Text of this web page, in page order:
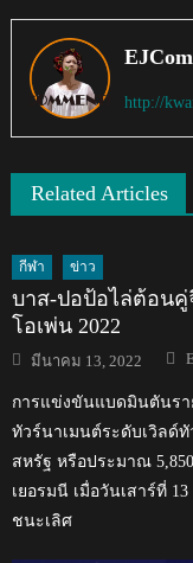
http://
Related Articles
กีฬา ข่าว
บาส-ปอป้อไล่ต้อน
โอเพ่น 2022
Posted
on
มีนาคม 13, 2022
การแข่งขันแบดมินตันรา
ทัวร์นาเมนต์ระดับเวิลด์ทั
สหรัฐ หรือประมาณ
เยอรมนี เมื่อวันเสาร์ที่
ชนะเลิศ